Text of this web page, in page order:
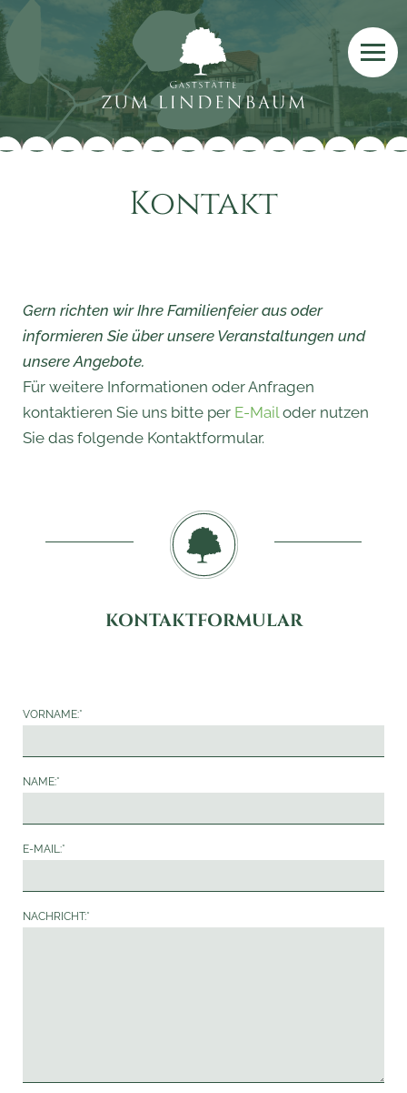
Kontakt
Gern richten wir Ihre Familienfeier aus oder
informieren Sie über unsere Veranstaltungen und
unsere Angebote.
Für weitere Informationen oder Anfragen
kontaktieren Sie uns bitte per E-Mail oder nutzen
Sie das folgende Kontaktformular.
KONTAKTFORMULAR
VORNAME:*
NAME:*
E-MAIL:*
NACHRICHT:*